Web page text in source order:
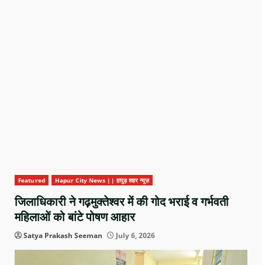
Featured Hapur City News || हापुड़ शहर न्यूज़
जिलाधिकारी ने गढ़मुक्तेश्वर में की गोद भराई व गर्भवती
महिलाओं को बांटे पोषण आहार
Satya Prakash Seeman July 6, 2026